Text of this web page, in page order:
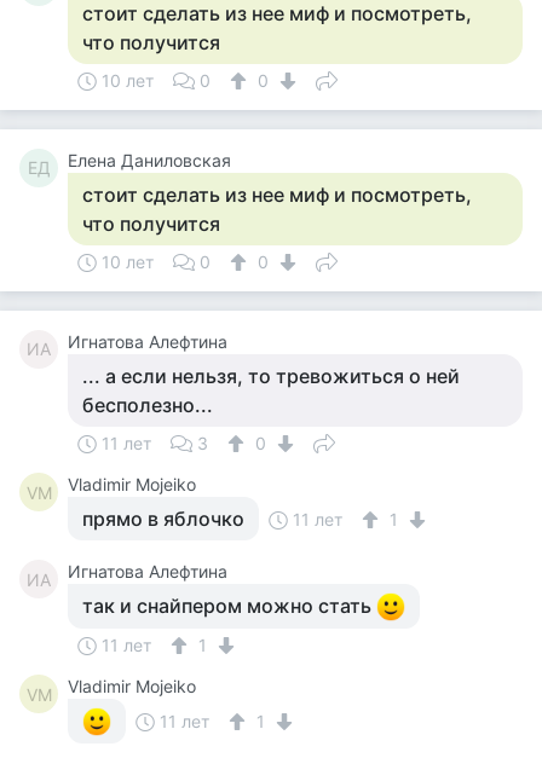
стоит сделать из нее миф и посмотреть,
что получится
10 лет 0 0
ЕД Елена Даниловская
стоит сделать из нее миф и посмотреть,
что получится
10 лет 0 0
ИА Игнатова Алефтина
... а если нельзя, то тревожиться о ней
бесполезно...
11 лет 3 0
VM Vladimir Mojeiko
прямо в яблочко 11 лет 1
ИА Игнатова Алефтина
так и снайпером можно стать
11 лет 1
VM
Vladimir Mojeiko
11 лет
1